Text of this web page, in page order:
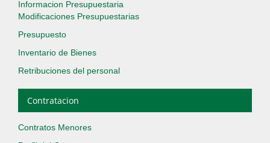
Informacion Presupuestaria
Modificaciones Presupuestarias
Presupuesto
Inventario de Bienes
Retribuciones del personal
Contratacion
Contratos Menores